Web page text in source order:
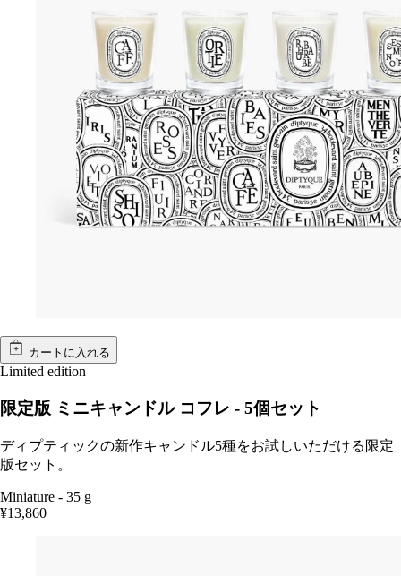
カートに入れる
Limited edition
限定版 ミニキャンドル コフレ - 5個セット
ディプティックの新作キャンドル5種をお試しいただける限定
版セット。
Miniature - 35 g
¥13,860